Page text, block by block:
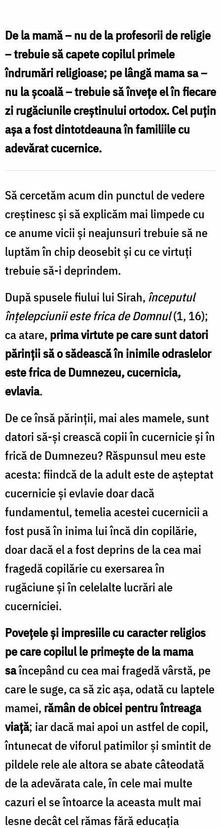
pentru
copii
să
aibă
mamă
cucernică!
/
Foto:
Bogdan
Bulgariu
De la mamă – nu de la profesorii de religie
– trebuie să capete copilul primele
îndrumări religioase; pe lângă mama sa –
nu la școală – trebuie să învețe el în fiecare
zi rugăciunile creștinului ortodox. Cel puțin
așa a fost dintotdeauna în familiile cu
adevărat cucernice.
Să cercetăm acum din punctul de vedere
creștinesc și să explicăm mai limpede cu
ce anume vicii și neajunsuri trebuie să ne
luptăm în chip deosebit și cu ce virtuți
trebuie să-i deprindem.
După spusele fiului lui Sirah, începutul
înțelepciunii este frica de Domnul(1, 16);
ca atare, prima virtute pe care sunt datori
părinții să o sădească în inimile odraslelor
este frica de Dumnezeu, cucernicia,
evlavia.
De ce însă părinții, mai ales mamele, sunt
datori să-și crească copii în cucernicie și în
frică de Dumnezeu? Răspunsul meu este
acesta: fiindcă de la adult este de așteptat
cucernicie și evlavie doar dacă
fundamentul, temelia acestei cucernicii a
fost pusă în inima lui încă din copilărie,
doar dacă el a fost deprins de la cea mai
fragedă copilărie cu exersarea în
rugăciune și în celelalte lucrări ale
cucerniciei.
Povețele și impresiile cu caracter religios
pe care copilul le primește de la mama
saîncepând cu cea mai fragedă vârstă, pe
care le suge, ca să zic așa, odată cu laptele
mamei, rămân de obicei pentru întreaga
viață; iar dacă mai apoi un astfel de copil,
întunecat de viforul patimilor și smintit de
pildele rele ale altora se abate câteodată
de la adevărata cale, în cele mai multe
cazuri el se întoarce la aceasta mult mai
lesne decât cel rămas fără educația